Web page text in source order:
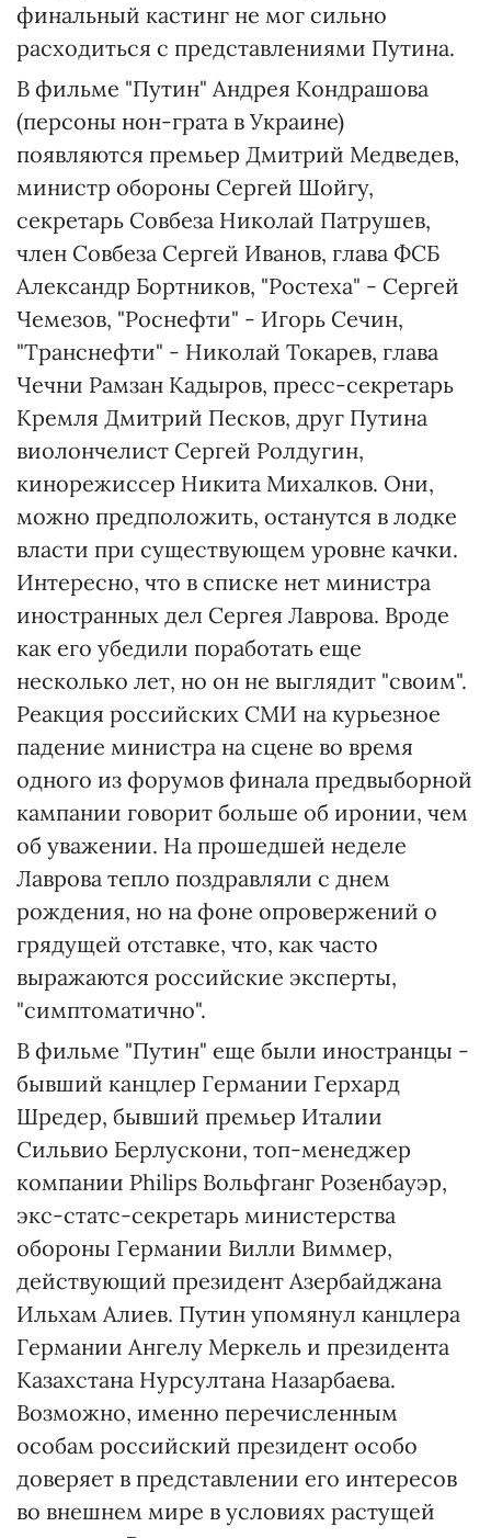
финальный кастинг не мог сильно
расходиться с представлениями Путина.
В фильме "Путин" Андрея Кондрашова
(персоны нон-грата в Украине)
появляются премьер Дмитрий Медведев,
министр обороны Сергей Шойгу,
секретарь Совбеза Николай Патрушев,
член Совбеза Сергей Иванов, глава ФСБ
Александр Бортников, "Ростеха" - Сергей
Чемезов, "Роснефти" - Игорь Сечин,
"Транснефти" - Николай Токарев, глава
Чечни Рамзан Кадыров, пресс-секретарь
Кремля Дмитрий Песков, друг Путина
виолончелист Сергей Ролдугин,
кинорежиссер Никита Михалков. Они,
можно предположить, останутся в лодке
власти при существующем уровне качки.
Интересно, что в списке нет министра
иностранных дел Сергея Лаврова. Вроде
как его убедили поработать еще
несколько лет, но он не выглядит "своим".
Реакция российских СМИ на курьезное
падение министра на сцене во время
одного из форумов финала предвыборной
кампании говорит больше об иронии, чем
об уважении. На прошедшей неделе
Лаврова тепло поздравляли с днем
рождения, но на фоне опровержений о
грядущей отставке, что, как часто
выражаются российские эксперты,
"симптоматично".
В фильме "Путин" еще были иностранцы -
бывший канцлер Германии Герхард
Шредер, бывший премьер Италии
Сильвио Берлускони, топ-менеджер
компании Philips Вольфганг Розенбауэр,
экс-статс-секретарь министерства
обороны Германии Вилли Виммер,
действующий президент Азербайджана
Ильхам Алиев. Путин упомянул канцлера
Германии Ангелу Меркель и президента
Казахстана Нурсултана Назарбаева.
Возможно, именно перечисленным
особам российский президент особо
доверяет в представлении его интересов
во внешнем мире в условиях растущей